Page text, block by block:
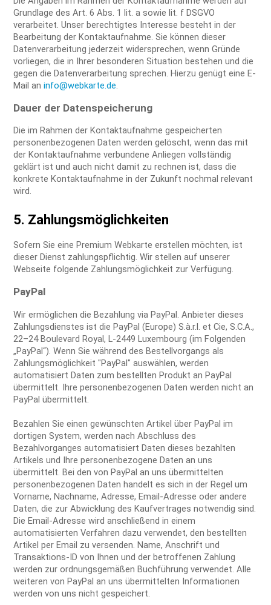
Grundlage des Art. 6 Abs. 1 lit. a sowie lit. f DSGVO
verarbeitet. Unser berechtigtes Interesse besteht in der
Bearbeitung der Kontaktaufnahme. Sie können dieser
Datenverarbeitung jederzeit widersprechen, wenn Gründe
vorliegen, die in Ihrer besonderen Situation bestehen und die
gegen die Datenverarbeitung sprechen. Hierzu genügt eine E-
Mail aninfo@webkarte.de.
Dauer der Datenspeicherung
Die im Rahmen der Kontaktaufnahme gespeicherten
personenbezogenen Daten werden gelöscht, wenn das mit
der Kontaktaufnahme verbundene Anliegen vollständig
geklärt ist und auch nicht damit zu rechnen ist, dass die
konkrete Kontaktaufnahme in der Zukunft nochmal relevant
wird.
5. Zahlungsmöglichkeiten
Sofern Sie eine Premium Webkarte erstellen möchten, ist
dieser Dienst zahlungspflichtig. Wir stellen auf unserer
Webseite folgende Zahlungsmöglichkeit zur Verfügung.
PayPal
Wir ermöglichen die Bezahlung via PayPal. Anbieter dieses
Zahlungsdienstes ist die PayPal (Europe) S.à.r.l. et Cie, S.C.A.,
22–24 Boulevard Royal, L-2449 Luxembourg (im Folgenden
„PayPal“). Wenn Sie während des Bestellvorgangs als
Zahlungsmöglichkeit "PayPal" auswählen, werden
automatisiert Daten zum bestellten Produkt an PayPal
übermittelt. Ihre personenbezogenen Daten werden nicht an
PayPal übermittelt.
Bezahlen Sie einen gewünschten Artikel über PayPal im
dortigen System, werden nach Abschluss des
Bezahlvorganges automatisiert Daten dieses bezahlten
Artikels und Ihre personenbezogene Daten an uns
übermittelt. Bei den von PayPal an uns übermittelten
personenbezogenen Daten handelt es sich in der Regel um
Vorname, Nachname, Adresse, Email-Adresse oder andere
Daten, die zur Abwicklung des Kaufvertrages notwendig sind.
Die Email-Adresse wird anschließend in einem
automatisierten Verfahren dazu verwendet, den bestellten
Artikel per Email zu versenden. Name, Anschrift und
Transaktions-ID von Ihnen und der betroffenen Zahlung
werden zur ordnungsgemäßen Buchführung verwendet. Alle
weiteren von PayPal an uns übermittelten Informationen
werden von uns nicht gespeichert.